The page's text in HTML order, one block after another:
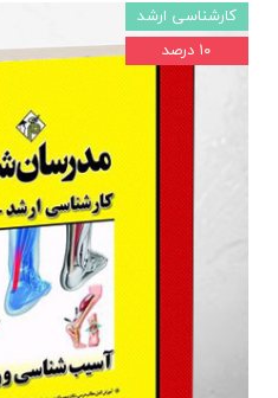
کارشناسی ارشد
۱۰ درصد